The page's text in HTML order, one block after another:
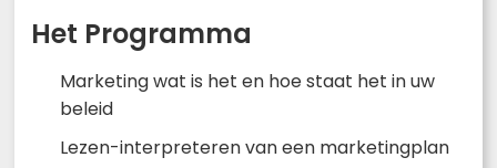
Het Programma
Marketing wat is het en hoe staat het in uw
beleid
Lezen-interpreteren van een marketingplan